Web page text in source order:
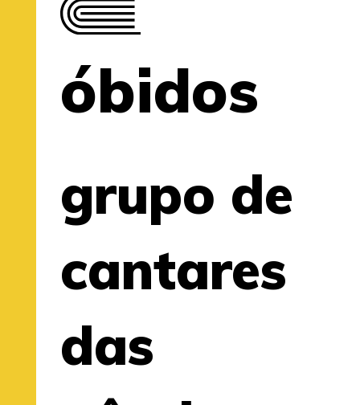
óbidos
grupo de
cantares
das